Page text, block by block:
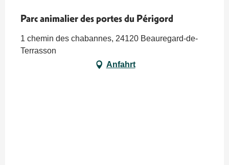
Parc animalier des portes du Périgord
1 chemin des chabannes, 24120 Beauregard-de-
Terrasson
Anfahrt